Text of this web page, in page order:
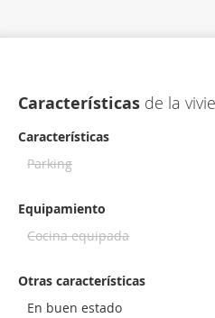
Características de la
Características
Parking
Equipamiento
Cocina equipada
Otras características
En buen estado